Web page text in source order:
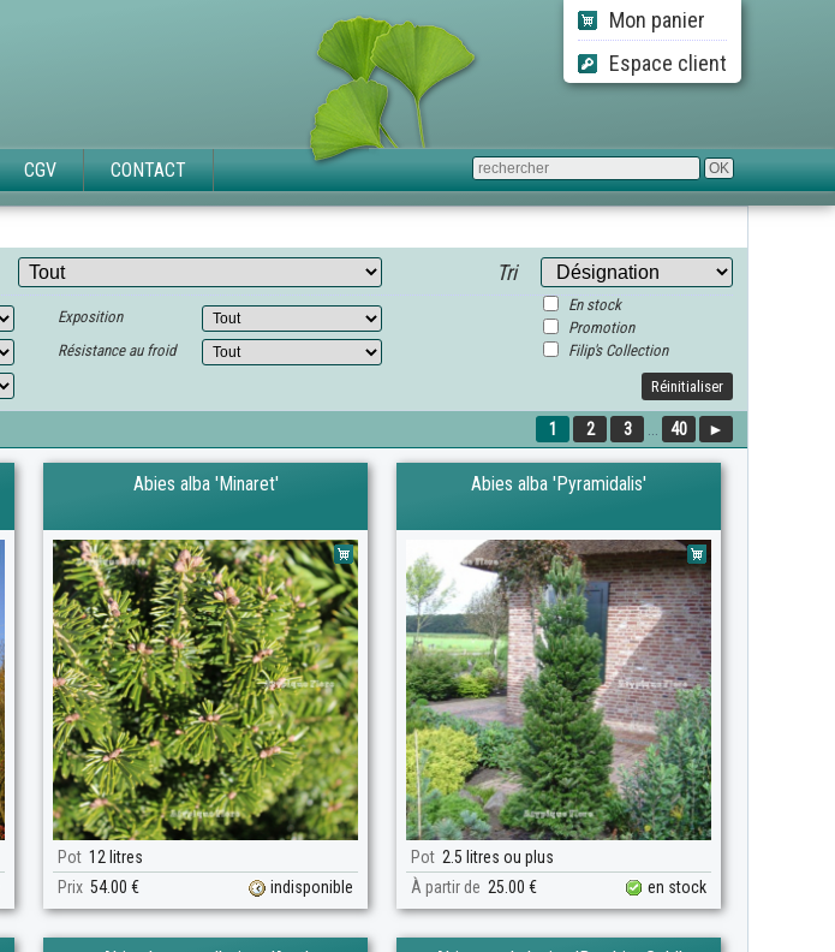
Mon panier
Espace client
CGV CONTACT
Tri
En stock
Promotion
Filip's Collection
Exposition
Résistance au froid
Réinitialiser
1 2 3 40 ►
Abies alba 'Minaret'
Pot 12 litres
Prix 54.00 € indisponible
Abies alba 'Pyramidalis'
Pot 2.5 litres ou plus
À partir de 25.00 € en stock